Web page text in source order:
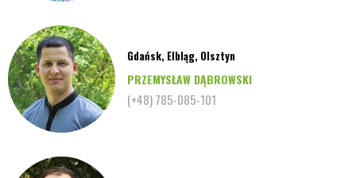
Gdańsk, Elbląg, Olsztyn
PRZEMYSŁAW DĄBROWSKI
(+48) 785-085-101